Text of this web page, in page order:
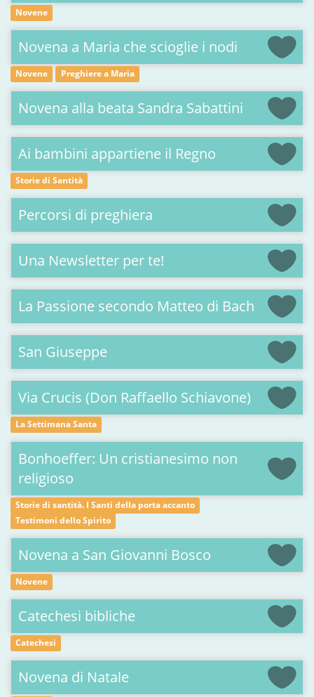
Novene
Novena a Maria che scioglie i nodi
Novene Preghiere a Maria
Novena alla beata Sandra Sabattini
Ai bambini appartiene il Regno
Storie di Santità
Percorsi di preghiera
Una Newsletter per te!
La Passione secondo Matteo di Bach
San Giuseppe
Via Crucis (Don Raffaello Schiavone)
La Settimana Santa
Bonhoeffer: Un cristianesimo non
religioso
Storie di santità. I Santi della porta accanto
Testimoni dello Spirito
Novena a San Giovanni Bosco
Novene
Catechesi bibliche
Catechesi
Novena di Natale